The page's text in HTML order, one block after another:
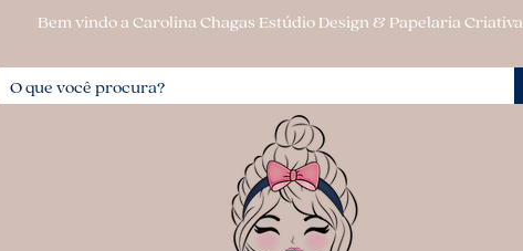
Bem vindo a Carolina Chagas Estúdio Design & Papelaria Criativa